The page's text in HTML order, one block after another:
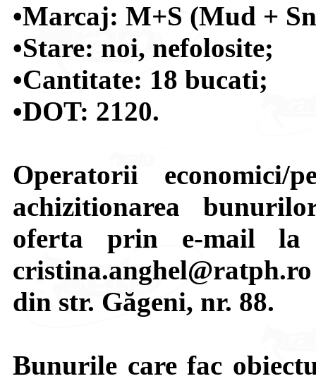
•Marcaj: M+S (Mud +
•Stare: noi, nefolosite;
•Cantitate: 18 bucati;
•DOT: 2120.
Operatorii economici/
achizitionarea
oferta prin e-mail la
din str. Găgeni, nr. 88.
Bunurile care fac